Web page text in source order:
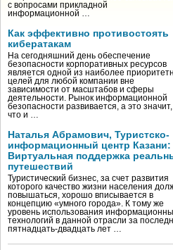
с вопросами прикладной
информационной …
Как эффективно противостоять
кибератакам
На сегодняшний день обеспечение
безопасности корпоративных ресурсов
является одной из наиболее
целей для любой компании вне
зависимости от масштабов и сферы
деятельности. Рынок информационной
безопасности развивается, а это значит,
что и …
Наталья Абрамович, Туристско-
информационный центр Казани:
Виртуальная поддержка
путешествий
Туристический бизнес, за счет развития
которого качество жизни населения
повышаться, хорошо вписывается в
концепцию «умного города». К тому же
уровень использования
технологий в данной отрасли за
пятнадцать-двадцать лет …